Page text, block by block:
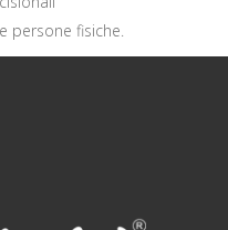
persone fisiche.